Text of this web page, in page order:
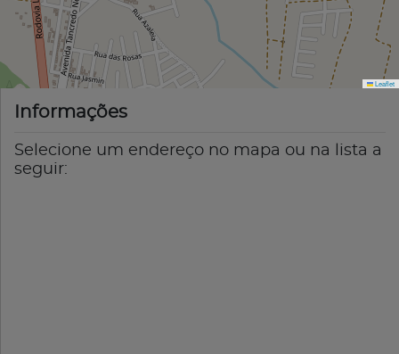
Leaflet
Informações
Selecione um endereço no mapa ou na lista a
seguir: